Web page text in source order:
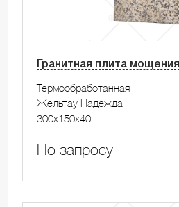
Гранитная плита мощения
Термообработанная
Жельтау Надежда
300x150x40
По запросу